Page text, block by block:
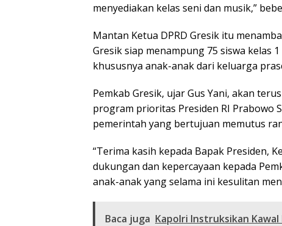
menyediakan kelas seni dan musik,”
Mantan Ketua DPRD Gresik itu
Gresik siap menampung 75 siswa kelas
khususnya anak-anak dari keluarga
Pemkab Gresik, ujar Gus Yani, akan
program prioritas Presiden RI Prabowo
pemerintah yang bertujuan memutus
“Terima kasih kepada Bapak Presiden,
dukungan dan kepercayaan kepada
anak-anak yang selama ini kesulitan
Baca juga Kapolri Instruksikan